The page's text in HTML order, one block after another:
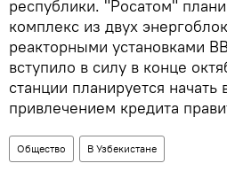
республики. "Росатом"
комплекс из двух
реакторными установками
вступило в силу в конце
станции планируется начать
привлечением кредита
Общество В Узбекистане